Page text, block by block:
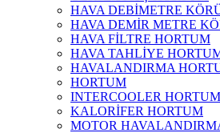
HAVA DEBİMETRE
HAVA DEMİR METRE
HAVA FİLTRE HORTUM
HAVA TAHLİYE
HAVALANDIRMA
HORTUM
INTERCOOLER HORTUM
KALORİFER HORTUM
MOTOR